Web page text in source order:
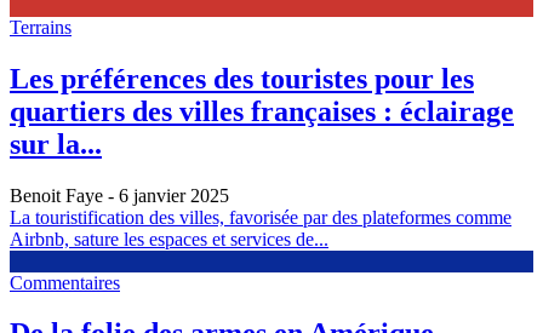
Terrains
Les préférences des touristes pour les
quartiers des villes françaises : éclairage
sur la...
Benoit Faye - 6 janvier 2025
La touristification des villes, favorisée par des plateformes comme
Airbnb, sature les espaces et services de...
Commentaires